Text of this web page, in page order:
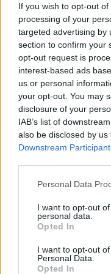
If you wish to opt-out
processing of your
targeted advertising by
section to confirm your
opt-out request is
interest-based ads
us or personal
your opt-out. You may
disclosure of your
IAB’s list of
also be disclosed by
Downstream
Personal Data
I want to opt-out
personal data.
Opted In
I want to opt-out
Personal Data.
Opted In
TP Greece:
μέλλον του
Advertorial